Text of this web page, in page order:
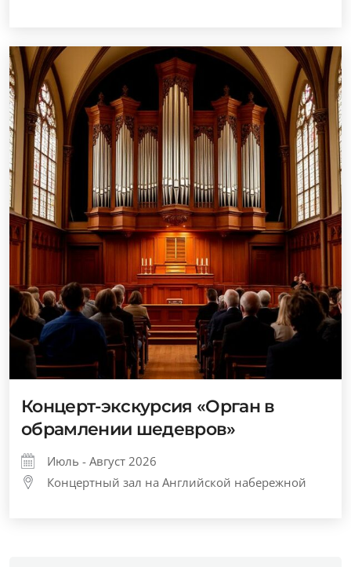
Концерт-экскурсия «Орган в
обрамлении шедевров»
Июль - Август 2026
Концертный зал на Английской набережной